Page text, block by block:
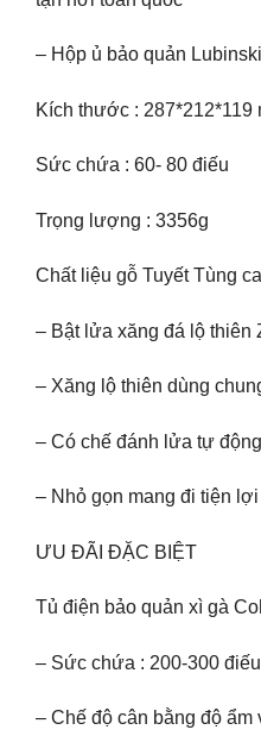
– Hộp ủ bảo quản
Kích thước : 287*212*119
Sức chứa : 60- 80 điếu
Trọng lượng : 3356g
Chất liệu gỗ Tuyết Tùng
– Bật lửa xăng đá lộ thiên
– Xăng lộ thiên dùng
– Có chế đánh lửa tự động
– Nhỏ gọn mang đi tiện lợi
ƯU ĐÃI ĐẶC BIỆT
Tủ điện bảo quản xì gà
– Sức chứa : 200-300 điếu
– Chế độ cân bằng độ ẩm